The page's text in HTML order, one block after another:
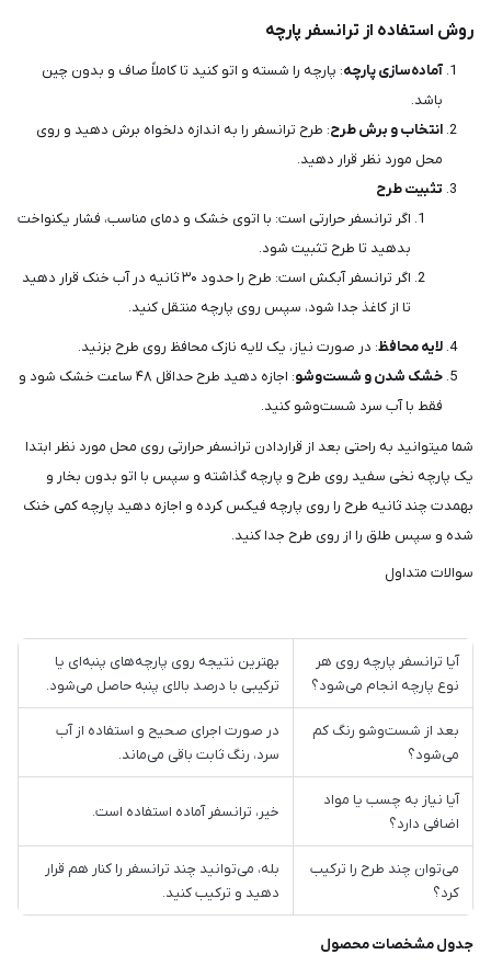
روش استفاده از ترانسفر پارچه
آماده‌سازی پارچه: پارچه را شسته و اتو کنید تا کاملاً صاف و بدون چین
باشد.
انتخاب و برش طرح: طرح ترانسفر را به اندازه دلخواه برش دهید و روی
محل مورد نظر قرار دهید.
تثبیت طرح
اگر ترانسفر حرارتی است: با اتوی خشک و دمای مناسب، فشار یکنواخت
بدهید تا طرح تثبیت شود.
اگر ترانسفر آبکش است: طرح را حدود ۳۰ ثانیه در آب خنک قرار دهید
تا از کاغذ جدا شود، سپس روی پارچه منتقل کنید.
لایه محافظ: در صورت نیاز، یک لایه نازک محافظ روی طرح بزنید.
خشک شدن و شست‌وشو
: اجازه دهید طرح حداقل ۴۸ ساعت خشک شود و
فقط با آب سرد شست‌وشو کنید.
شما میتوانید به راحتی بعد از قراردادن ترانسفر حرارتی روی محل مورد نظر ابتدا
یک پارچه نخی سفید روی طرح و پارچه گذاشته و سپس با اتو بدون بخار و
بهمدت چند ثانیه طرح را روی پارچه فیکس کرده و اجازه دهید پارچه کمی خنک
شده و سپس طلق را از روی طرح جدا کنید.
سوالات متداول
آیا ترانسفر پارچه روی هر
نوع پارچه انجام می‌شود؟
بهترین نتیجه روی پارچه‌های پنبه‌ای یا
ترکیبی با درصد بالای پنبه حاصل می‌شود.
بعد از شست‌وشو رنگ کم
می‌شود؟
در صورت اجرای صحیح و استفاده از آب
سرد، رنگ ثابت باقی می‌ماند.
آیا نیاز به چسب یا مواد
اضافی دارد؟
خیر، ترانسفر آماده استفاده است.
می‌توان چند طرح را ترکیب
کرد؟
بله، می‌توانید چند ترانسفر را کنار هم قرار
دهید و ترکیب کنید.
جدول مشخصات محصول